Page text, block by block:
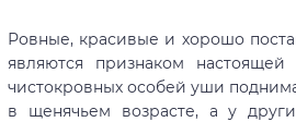
Ровные, красивые и хорошо
являются признаком
чистокровных особей уши
в щенячьем возрасте, а у